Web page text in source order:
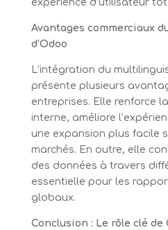
expérience d’utilisateur
Avantages commerciaux
d’Odoo
L’intégration du
présente plusieurs
entreprises. Elle renforce
interne, améliore
une expansion plus facile
marchés. En outre, elle
des données à travers
essentielle pour les
globaux.
Conclusion : Le rôle clé de